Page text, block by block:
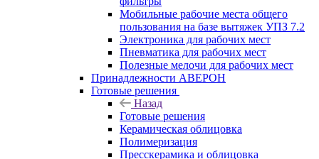
Мобильные рабочие места общего
пользования на базе вытяжек УПЗ 7.2
Электроника для рабочих мест
Пневматика для рабочих мест
Полезные мелочи для рабочих мест
Принадлежности АВЕРОН
Готовые решения
Назад
Готовые решения
Керамическая облицовка
Полимеризация
Пресскерамика и облицовка